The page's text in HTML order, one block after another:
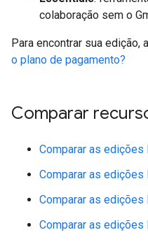
colaboração sem o
Para encontrar sua edição,
o plano de pagamento?
Comparar
Comparar as edições
Comparar as edições
Comparar as edições
Comparar as edições